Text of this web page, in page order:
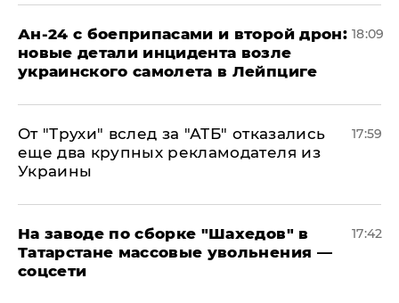
Ан-24 с боеприпасами и второй дрон:
новые детали инцидента возле
украинского самолета в Лейпциге
18:09
От "Трухи" вслед за "АТБ" отказались
еще два крупных рекламодателя из
Украины
17:59
На заводе по сборке "Шахедов" в
Татарстане массовые увольнения —
соцсети
17:42